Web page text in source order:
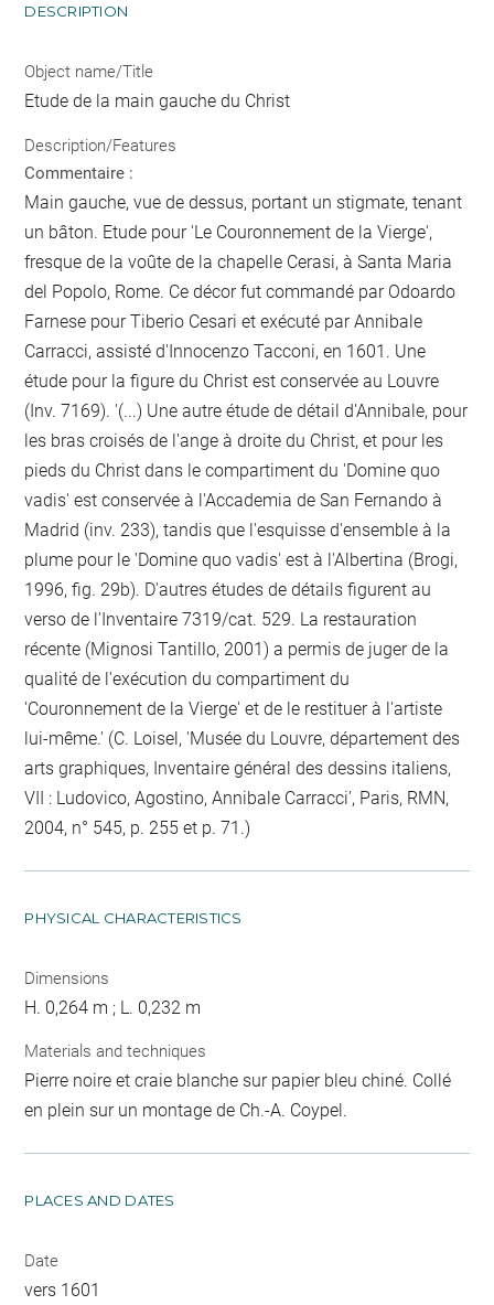
DESCRIPTION
Object name/Title
Etude de la main gauche du Christ
Description/Features
Commentaire :
Main gauche, vue de dessus, portant un stigmate, tenant
un bâton. Etude pour 'Le Couronnement de la Vierge',
fresque de la voûte de la chapelle Cerasi, à Santa Maria
del Popolo, Rome. Ce décor fut commandé par Odoardo
Farnese pour Tiberio Cesari et exécuté par Annibale
Carracci, assisté d'Innocenzo Tacconi, en 1601. Une
étude pour la figure du Christ est conservée au Louvre
(Inv. 7169). '(...) Une autre étude de détail d'Annibale, pour
les bras croisés de l'ange à droite du Christ, et pour les
pieds du Christ dans le compartiment du 'Domine quo
vadis' est conservée à l'Accademia de San Fernando à
Madrid (inv. 233), tandis que l'esquisse d'ensemble à la
plume pour le 'Domine quo vadis' est à l'Albertina (Brogi,
1996, fig. 29b). D'autres études de détails figurent au
verso de l'Inventaire 7319/cat. 529. La restauration
récente (Mignosi Tantillo, 2001) a permis de juger de la
qualité de l'exécution du compartiment du
'Couronnement de la Vierge' et de le restituer à l'artiste
lui-même.' (C. Loisel, 'Musée du Louvre, département des
arts graphiques, Inventaire général des dessins italiens,
VII : Ludovico, Agostino, Annibale Carracci', Paris, RMN,
2004, n° 545, p. 255 et p. 71.)
PHYSICAL CHARACTERISTICS
Dimensions
H. 0,264 m ; L. 0,232 m
Materials and techniques
Pierre noire et craie blanche sur papier bleu chiné. Collé
en plein sur un montage de Ch.-A. Coypel.
PLACES AND DATES
Date
vers 1601